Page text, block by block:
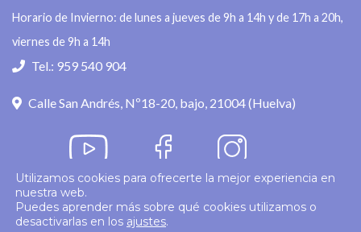
Horario de Invierno: de lunes a jueves de 9h a 14h y de 17h a 20h,
viernes de 9h a 14h
Tel.: 959 540 904
Calle San Andrés, Nº18-20, bajo, 21004 (Huelva)
© 2026 Colegio Enfermería Huelva
Utilizamos cookies para ofrecerte la mejor experiencia en
nuestra web.
Puedes aprender más sobre qué cookies utilizamos o
desactivarlas en los ajustes.